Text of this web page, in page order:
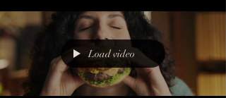
Load video